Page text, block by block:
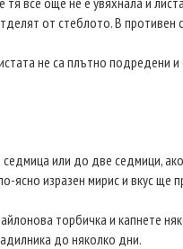
от стеблото. В противен
не са плътно подредени
или до две седмици,
ясно изразен мирис и вкус ще
торбичка и капнете
до няколко дни.